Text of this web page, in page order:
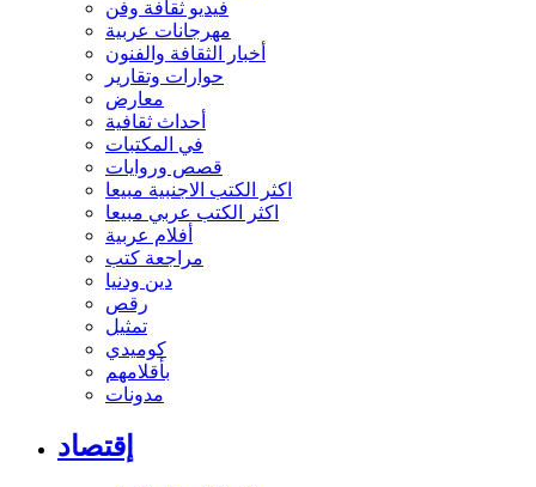
فيديو ثقافة وفن
مهرجانات عربية
أخبار الثقافة والفنون
حوارات وتقارير
معارض
أحداث ثقافية
في المكتبات
قصص وروايات
اكثر الكتب الاجنبية مبيعا
اكثر الكتب عربي مبيعا
أفلام عربية
مراجعة كتب
دين ودنيا
رقص
تمثيل
كوميدي
بأقلامهم
مدونات
إقتصاد